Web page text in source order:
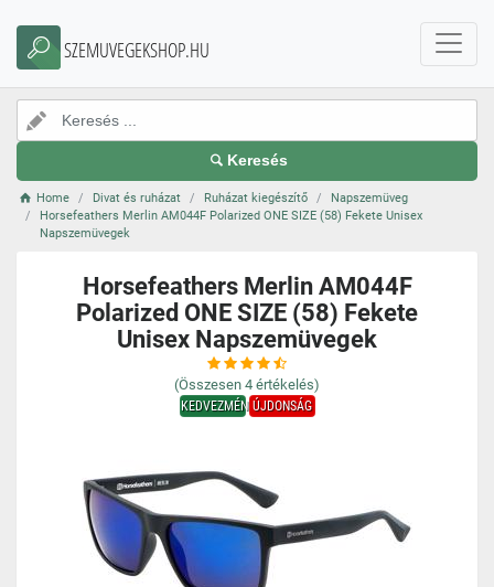
SZEMUVEGEKSHOP.HU
Keresés
Home Divat és ruházat Ruházat kiegészítő
Napszemüveg
Horsefeathers Merlin AM044F Polarized ONE SIZE (58) Fekete Unisex
Napszemüvegek
Horsefeathers Merlin AM044F
Polarized ONE SIZE (58) Fekete
Unisex Napszemüvegek
(Összesen 4 értékelés)
KEDVEZMÉNYÚJDONSÁG